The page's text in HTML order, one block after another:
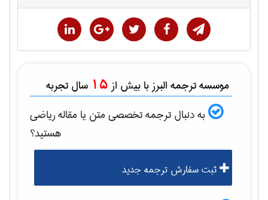
موسسه ترجمه البرز با بیش از 15 سال تجربه
به دنبال ترجمه تخصصی متن یا مقالهرياضی
هستید؟
ثبت سفارش ترجمه جدید